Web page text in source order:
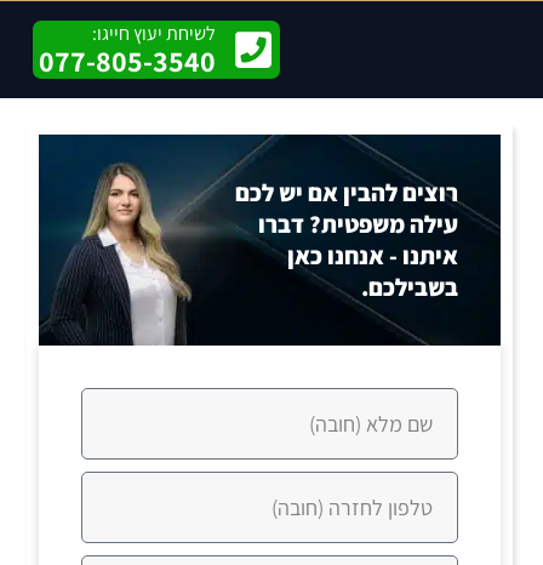
לשיחת יעוץ חייגו:
077-805-3540
רוצים להבין אם יש לכם
עילה משפטית? דברו
איתנו - אנחנו כאן
בשבילכם.